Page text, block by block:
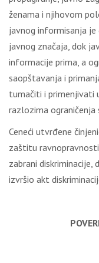
ženama i njihovom
javnog informisanja
javnog značaja, dok
informacije prima, a
saopštavanja i
tumačiti i primenjivati
razlozima ograničenja
Ceneći utvrđene
zaštitu
zabrani diskriminacije,
izvršio akt